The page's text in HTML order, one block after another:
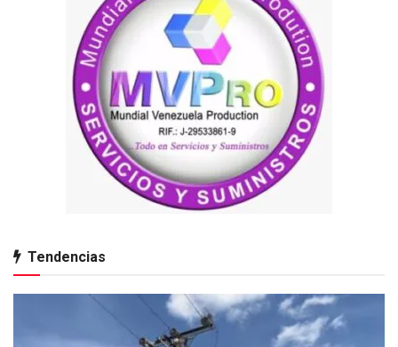
Tendencias